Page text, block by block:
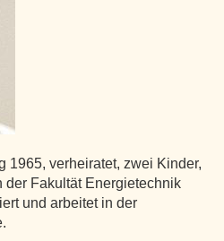
1965, verheiratet, zwei Kinder,
der Fakultät Energietechnik
und arbeitet in der